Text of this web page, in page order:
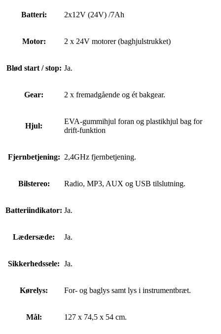
Batteri: 2x12V (24V) /7Ah
Motor: 2 x 24V motorer (baghjulstrukket)
Blød start / stop: Ja.
Gear: 2 x fremadgående og ét bakgear.
Hjul:
EVA-gummihjul foran og plastikhjul bag for
drift-funktion
Fjernbetjening: 2,4GHz fjernbetjening.
Bilstereo: Radio, MP3, AUX og USB tilslutning.
Batteriindikator: Ja.
Lædersæde: Ja.
Sikkerhedssele: Ja.
Kørelys: For- og baglys samt lys i instrumentbræt.
Mål: 127 x 74,5 x 54 cm.